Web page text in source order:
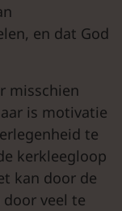
en dat God
misschien
is motivatie
te
kerkleegloop
kan door de
veel te